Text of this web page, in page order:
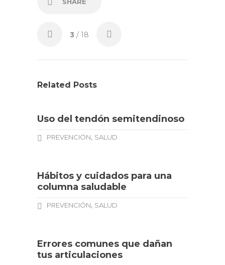
3 / 18
Related Posts
Uso del tendón semitendinoso
PREVENCIÓN, SALUD
Hábitos y cuidados para una
columna saludable
PREVENCIÓN, SALUD
Errores comunes que dañan
tus articulaciones